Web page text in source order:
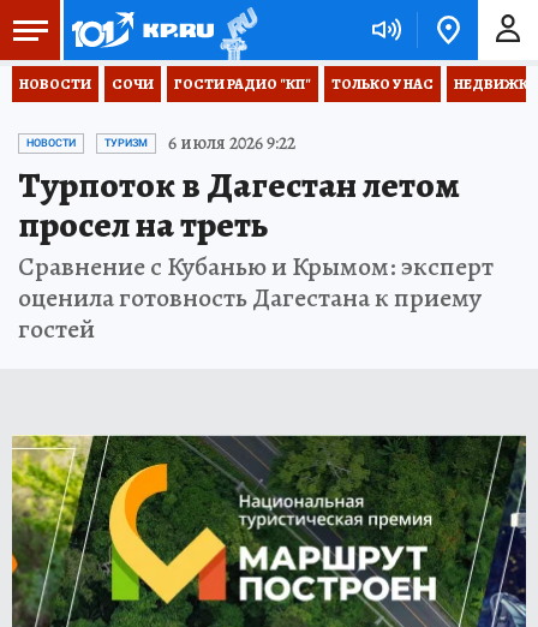
НОВОСТИ СОЧИ ГОСТИ РАДИО "КП" ТОЛЬКО У НАС НЕДВИЖКА
НОВОСТИ ТУРИЗМ 6 июля 2026 9:22
Турпоток в Дагестан летом
просел на треть
Сравнение с Кубанью и Крымом: эксперт
оценила готовность Дагестана к приему
гостей